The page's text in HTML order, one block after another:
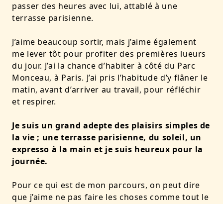
passer des heures avec lui, attablé à une
terrasse parisienne.
J’aime beaucoup sortir, mais j’aime également
me lever tôt pour profiter des premières lueurs
du jour. J’ai la chance d’habiter à côté du Parc
Monceau, à Paris. J’ai pris l’habitude d’y flâner le
matin, avant d’arriver au travail, pour réfléchir
et respirer.
Je suis un grand adepte des plaisirs simples de
la vie ; une terrasse parisienne, du soleil, un
expresso à la main et je suis heureux pour la
journée.
Pour ce qui est de mon parcours, on peut dire
que j’aime ne pas faire les choses comme tout le